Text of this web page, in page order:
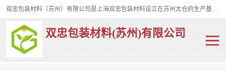
双忠包装材料（苏州）有限公司是上海双忠包装材料设立在苏州太仓的生产基地，占地约2万平米，产品主要有打孔缠绕膜，拉伸蜂窝纸，集装箱充气袋，滑托板，打包带，裹包网兜，防滑纸等箱体和托盘的运输和保护性包材。固永包材®，GooYon Pack®，是我们保护性包装材料的专属品牌。
双忠包装材料(苏州)有限公司